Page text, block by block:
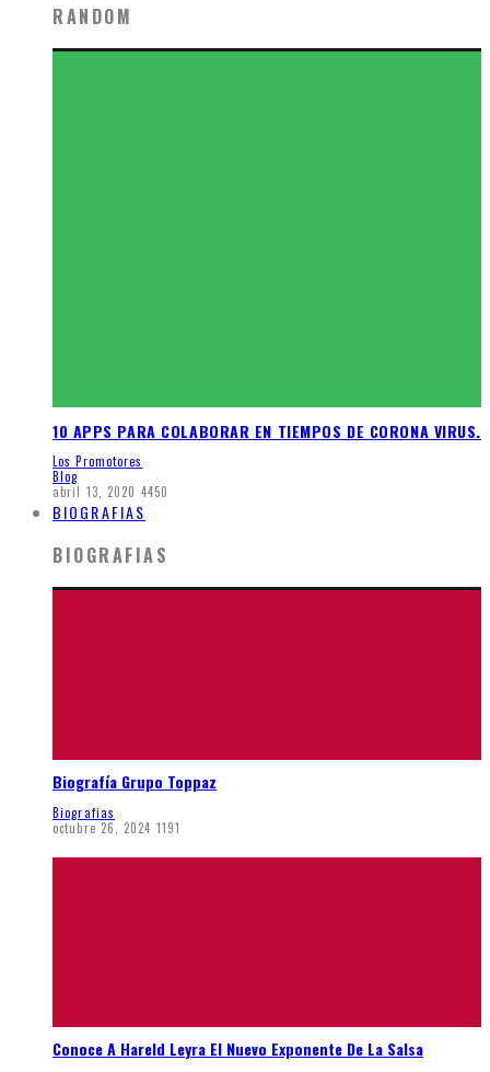
RANDOM
10 APPS PARA COLABORAR EN TIEMPOS DE CORONA VIRUS.
Los Promotores
Blog
abril 13, 2020 4450
BIOGRAFIAS
BIOGRAFIAS
Biografía Grupo Toppaz
Biografias
octubre 26, 2024 1191
Conoce A Hareld Leyra El Nuevo Exponente De La Salsa